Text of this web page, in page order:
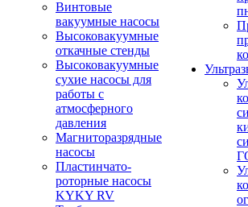
Винтовые
вакуумные насосы
Высоковакуумные
откачные стенды
Высоковакуумные
сухие насосы для
работы с
атмосферного
давления
Магниторазрядные
насосы
Пластинчато-
роторные насосы
KYKY RV